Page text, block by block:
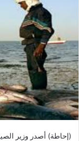
(إحاطة) أصدر وزير